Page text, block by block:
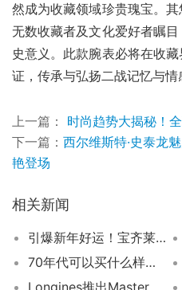
然成为收藏领域珍贵瑰宝。
无数收藏者及文化爱好者瞩
史意义。此款腕表必将在收
证，传承与弘扬二战记忆与情
上一篇：
时尚趋势大揭秘！
下一篇： 西尔维斯特·史泰龙
艳登场
相关新闻
引爆新年好运！宝齐莱(CARL. F. BUCHERER)大红大紫为您点燃龙年祈福之火！
70年代可以买什么样的手表